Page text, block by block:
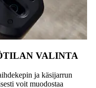
VALINTA
ja käsijarrun
voit muodostaa